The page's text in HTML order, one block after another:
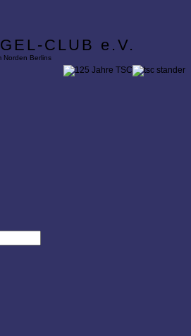
CLUB e.V.
Norden Berlins